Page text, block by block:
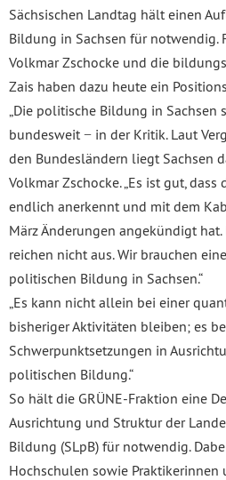
Sächsischen Landtag hält einen
Bildung in Sachsen für notwendig.
Volkmar Zschocke und die
Zais haben dazu heute ein
„Die politische Bildung in
bundesweit − in der Kritik. Laut
den Bundesländern liegt Sachsen
Volkmar Zschocke. „Es ist gut,
endlich anerkennt und mit dem
März Änderungen angekündigt hat.
reichen nicht aus. Wir brauchen
politischen Bildung in Sachsen.“
„Es kann nicht allein bei einer
bisheriger Aktivitäten bleiben; es
Schwerpunktsetzungen in
politischen Bildung.“
So hält die GRÜNE-Fraktion eine
Ausrichtung und Struktur der
Bildung (SLpB) für notwendig.
Hochschulen sowie Praktikerinnen